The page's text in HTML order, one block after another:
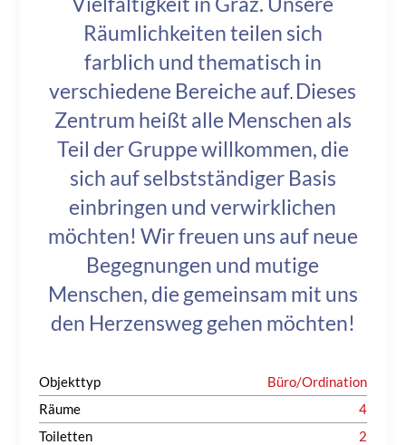
Räumlichkeiten teilen sich
farblich und thematisch in
verschiedene Bereiche auf. Dieses
Zentrum heißt alle Menschen als
Teil der Gruppe willkommen, die
sich auf selbstständiger Basis
einbringen und verwirklichen
möchten! Wir freuen uns auf neue
Begegnungen und mutige
Menschen, die gemeinsam mit uns
den Herzensweg gehen möchten!
Objekttyp
Büro/Ordination
Räume
4
Toiletten
2